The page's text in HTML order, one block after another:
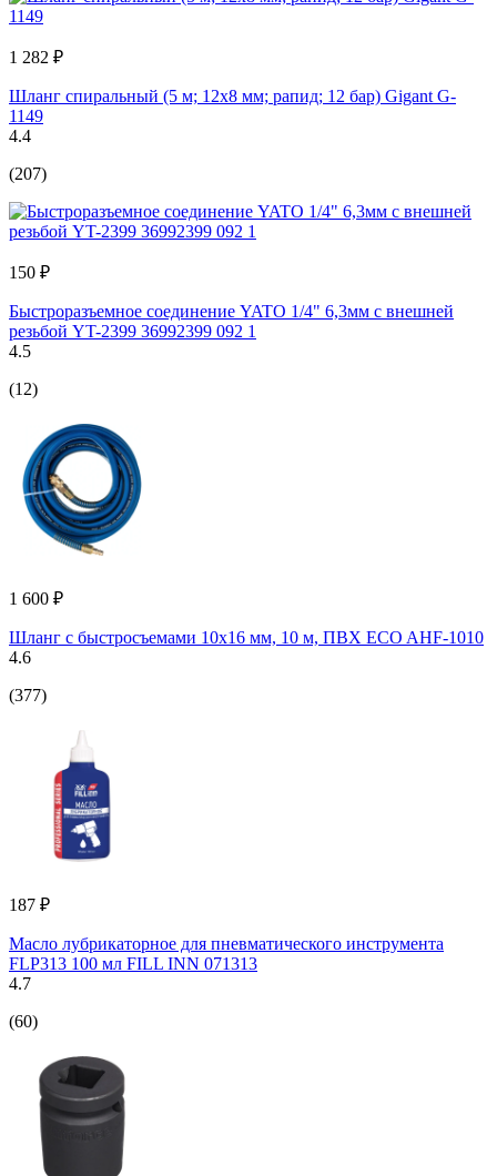
1 282 ₽
Шланг спиральный (5 м; 12х8 мм; рапид; 12 бар) Gigant G-
1149
4.4
(207)
150 ₽
Быстроразъемное соединение YATO 1/4" 6,3мм с внешней
резьбой YT-2399 36992399 092 1
4.5
(12)
1 600 ₽
Шланг с быстросъемами 10х16 мм, 10 м, ПВХ ECO AHF-1010
4.6
(377)
187 ₽
Масло лубрикаторное для пневматического инструмента
FLP313 100 мл FILL INN 071313
4.7
(60)